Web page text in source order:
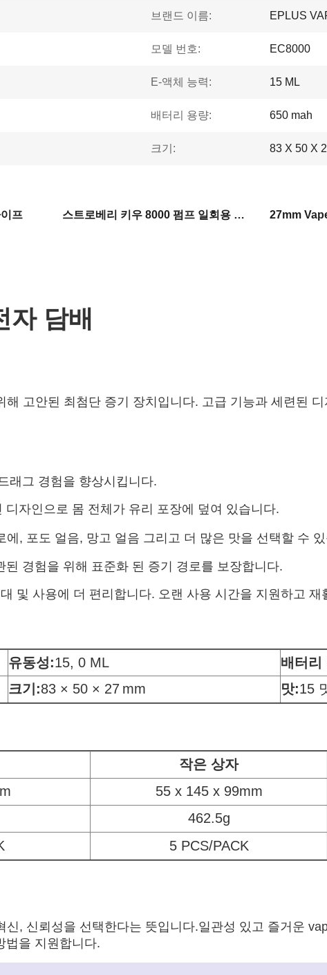
브랜드 이름: EPLUS
모델 번호: EC8000
E-액체 능력: 15 ML
배터리 용량: 650 mah
크기: 83 X 50 X
프 스트로베리 키우 8000 펌프 일회용 바이프 27mm
자 담배
고안된 최첨단 증기 장치입니다. 고급 기능과 세련된
래그 경험을 향상시킵니다.
디자인으로 몸 전체가 유리 포장에 덮여 있습니다.
, 포도 얼음, 망고 얼음 그리고 더 많은 맛을 선택할 수
된 경험을 위해 표준화 된 증기 경로를 보장합니다.
및 사용에 더 편리합니다. 오랜 사용 시간을 지원하고
유동성:15, 0 ML 배터리
크기:83 × 50 × 27 mm 맛:15
작은 상자
55 x 145 x 99mm
462.5g
5 PCS/PACK
, 신뢰성을 선택한다는 뜻입니다.일관성 있고 즐거운
법을 지원합니다.